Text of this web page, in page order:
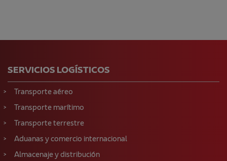
SERVICIOS LOGÍSTICOS
Transporte aéreo
Transporte marítimo
Transporte terrestre
Aduanas y comercio internacional
Almacenaje y distribución